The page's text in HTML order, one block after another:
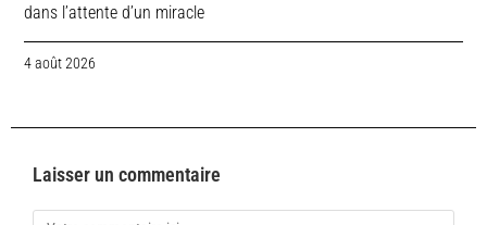
dans l’attente d’un miracle
4 août 2026
Laisser un commentaire